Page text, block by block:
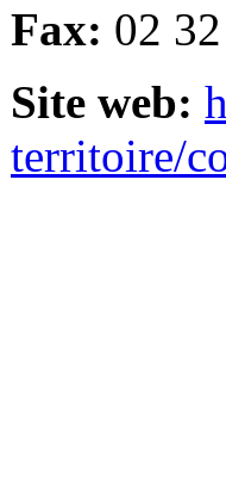
Fax: 02
Site web:
territoire/